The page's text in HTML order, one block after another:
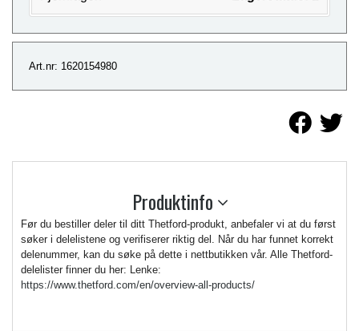
Art.nr: 1620154980
Produktinfo
Før du bestiller deler til ditt Thetford-produkt, anbefaler vi at du først
søker i delelistene og verifiserer riktig del. Når du har funnet korrekt
delenummer, kan du søke på dette i nettbutikken vår. Alle Thetford-
delelister finner du her: Lenke:
https://www.thetford.com/en/overview-all-products/